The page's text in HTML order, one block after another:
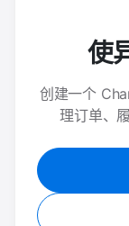
使
创建一个
理订单、